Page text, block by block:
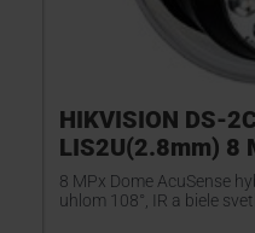
HIKVISION DS-
LIS2U(2.8mm) 8
8 MPx Dome AcuSense
uhlom 108°, IR a biele